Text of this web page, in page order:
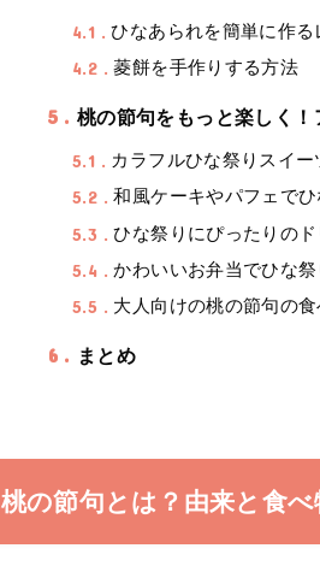
4.1 ひなあられを簡単に作る
4.2 菱餅を手作りする方法
5 桃の節句をもっと楽しく
5.1 カラフルひな祭りスイー
5.2 和風ケーキやパフェで
5.3 ひな祭りにぴったりの
5.4 かわいいお弁当でひな
5.5 大人向けの桃の節句の
6 まとめ
桃の節句とは？由来と食